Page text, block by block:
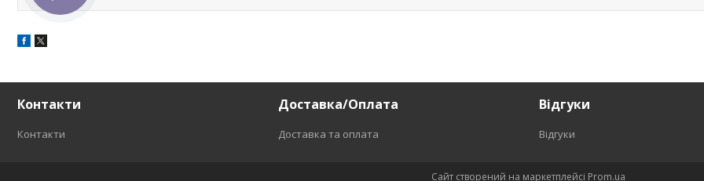
Контакти
Контакти
Доставка/Оплата
Доставка та оплата
Відгуки
Відгуки
Сайт створений на маркетплейсі Prom.ua